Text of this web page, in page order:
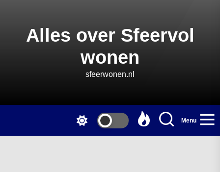
Alles over Sfeervol
wonen
sfeerwonen.nl
Menu